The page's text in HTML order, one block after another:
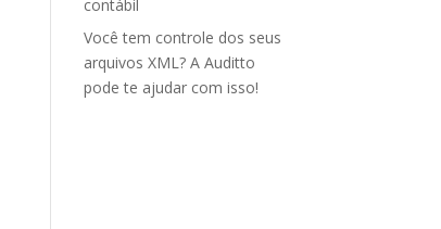
contábil
Você tem controle dos seus
arquivos XML? A Auditto
pode te ajudar com isso!